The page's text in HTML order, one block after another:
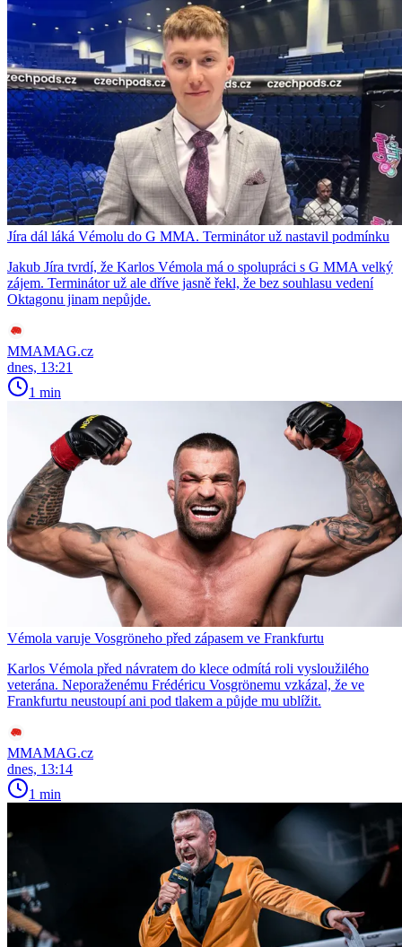
Jíra dál láká Vémolu do G MMA. Terminátor už nastavil podmínku
Jakub Jíra tvrdí, že Karlos Vémola má o spolupráci s G MMA velký
zájem. Terminátor už ale dříve jasně řekl, že bez souhlasu vedení
Oktagonu jinam nepůjde.
MMAMAG.cz
dnes, 13:21
1 min
Vémola varuje Vosgröneho před zápasem ve Frankfurtu
Karlos Vémola před návratem do klece odmítá roli vysloužilého
veterána. Neporaženému Frédéricu Vosgrönemu vzkázal, že ve
Frankfurtu neustoupí ani pod tlakem a půjde mu ublížit.
MMAMAG.cz
dnes, 13:14
1 min